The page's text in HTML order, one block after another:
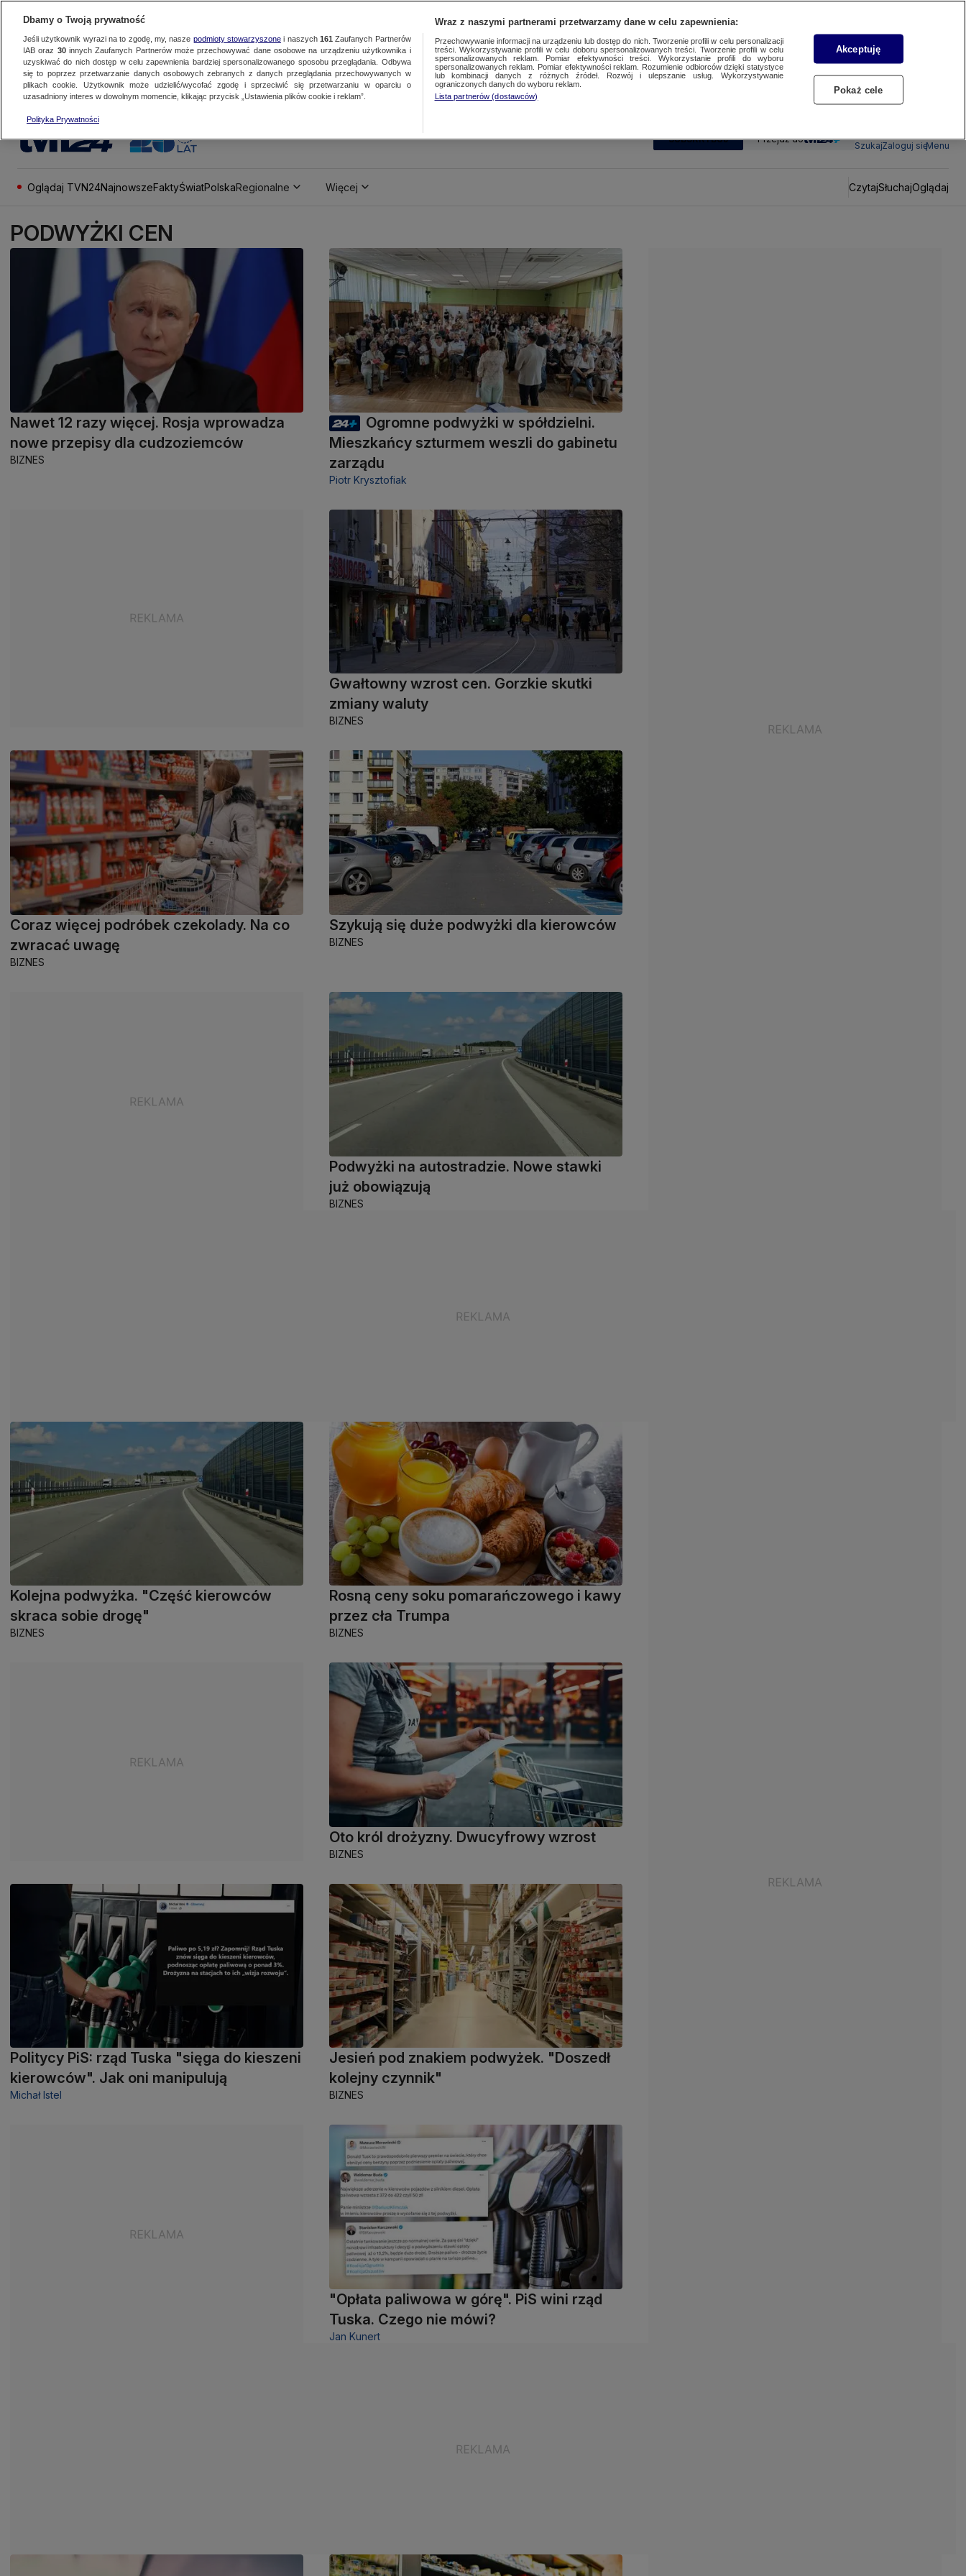
SUBSKRYBUJ Przejdź do
SzukajZaloguj sięMenu
Oglądaj TVN24NajnowszeFaktyŚwiatPolskaRegionalne Więcej CzytajSłuchajOglądaj
PODWYŻKI CEN
Nawet 12 razy więcej. Rosja wprowadza
nowe przepisy dla cudzoziemców
BIZNES
Ogromne podwyżki w spółdzielni.
Mieszkańcy szturmem weszli do gabinetu
zarządu
Piotr Krysztofiak
Gwałtowny wzrost cen. Gorzkie skutki
zmiany waluty
BIZNES
Coraz więcej podróbek czekolady. Na co
zwracać uwagę
BIZNES
Szykują się duże podwyżki dla kierowców
BIZNES
Podwyżki na autostradzie. Nowe stawki
już obowiązują
BIZNES
Kolejna podwyżka. "Część kierowców
skraca sobie drogę"
BIZNES
Rosną ceny soku pomarańczowego i kawy
przez cła Trumpa
BIZNES
Oto król drożyzny. Dwucyfrowy wzrost
BIZNES
Politycy PiS: rząd Tuska "sięga do kieszeni
kierowców". Jak oni manipulują
Michał Istel
Jesień pod znakiem podwyżek. "Doszedł
kolejny czynnik"
BIZNES
"Opłata paliwowa w górę". PiS wini rząd
Tuska. Czego nie mówi?
Jan Kunert
Dbamy o Twoją prywatność
Jeśli użytkownik wyrazi na to zgodę, my, nasze podmioty stowarzyszonei naszych 161 Zaufanych Partnerów
IAB oraz 30innych Zaufanych Partnerów może przechowywać dane osobowe na urządzeniu użytkownika i
uzyskiwać do nich dostęp w celu zapewnienia bardziej spersonalizowanego sposobu przeglądania. Odbywa
się to poprzez przetwarzanie danych osobowych zebranych z danych przeglądania przechowywanych w
plikach cookie. Użytkownik może udzielić/wycofać zgodę i sprzeciwić się przetwarzaniu w oparciu o
uzasadniony interes w dowolnym momencie, klikając przycisk „Ustawienia plików cookie i reklam”.
Polityka Prywatności
Wraz z naszymi partnerami przetwarzamy dane w celu zapewnienia:
Przechowywanie informacji na urządzeniu lub dostęp do nich. Tworzenie profili w celu personalizacji
treści. Wykorzystywanie profili w celu doboru spersonalizowanych treści. Tworzenie profili w celu
spersonalizowanych reklam. Pomiar efektywności treści. Wykorzystanie profili do wyboru
spersonalizowanych reklam. Pomiar efektywności reklam. Rozumienie odbiorców dzięki statystyce
lub kombinacji danych z różnych źródeł. Rozwój i ulepszanie usług. Wykorzystywanie
ograniczonych danych do wyboru reklam.
Lista partnerów (dostawców)
Akceptuję
Pokaż cele